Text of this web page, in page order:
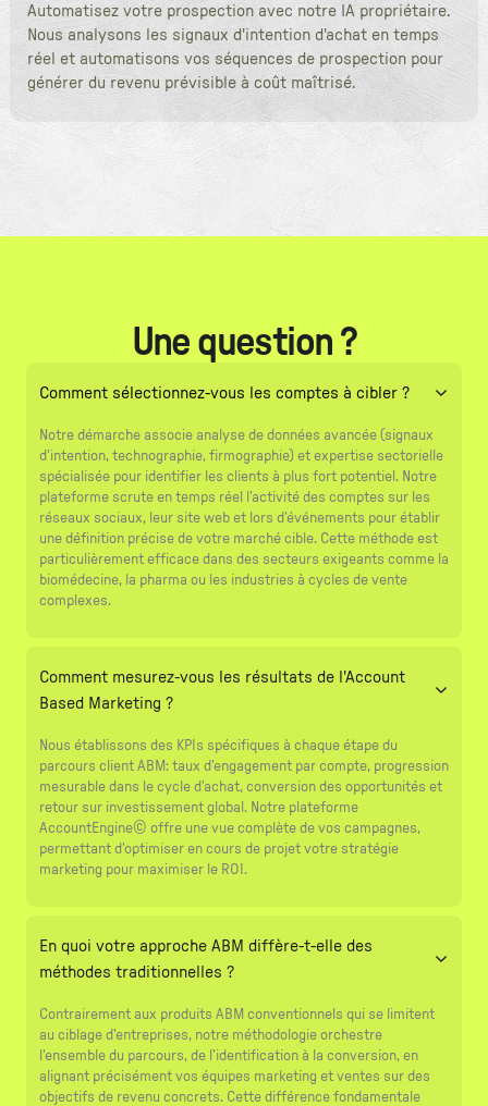
Automatisez votre prospection avec notre IA propriétaire.
Nous analysons les signaux d'intention d'achat en temps
réel et automatisons vos séquences de prospection pour
générer du revenu prévisible à coût maîtrisé.
Une question ?
Comment sélectionnez-vous les comptes à cibler ?
Notre démarche associe analyse de données avancée (signaux
d'intention, technographie, firmographie) et expertise sectorielle
spécialisée pour identifier les clients à plus fort potentiel. Notre
plateforme scrute en temps réel l'activité des comptes sur les
réseaux sociaux, leur site web et lors d'événements pour établir
une définition précise de votre marché cible. Cette méthode est
particulièrement efficace dans des secteurs exigeants comme la
biomédecine, la pharma ou les industries à cycles de vente
complexes.
Comment mesurez-vous les résultats de l'Account
Based Marketing ?
Nous établissons des KPIs spécifiques à chaque étape du
parcours client ABM: taux d'engagement par compte, progression
mesurable dans le cycle d'achat, conversion des opportunités et
retour sur investissement global. Notre plateforme
AccountEngine© offre une vue complète de vos campagnes,
permettant d'optimiser en cours de projet votre stratégie
marketing pour maximiser le ROI.
En quoi votre approche ABM diffère-t-elle des
méthodes traditionnelles ?
Contrairement aux produits ABM conventionnels qui se limitent
au ciblage d'entreprises, notre méthodologie orchestre
l'ensemble du parcours, de l'identification à la conversion, en
alignant précisément vos équipes marketing et ventes sur des
objectifs de revenu concrets. Cette différence fondamentale